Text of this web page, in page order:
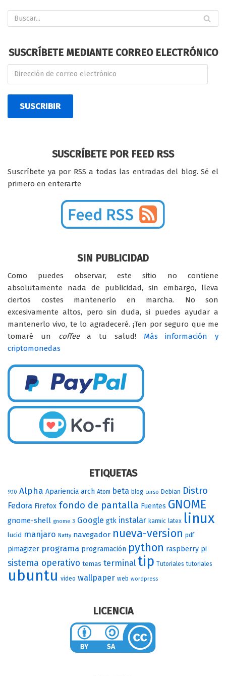
SUSCRÍBETE MEDIANTE CORREO ELECTRÓNICO
SUSCRIBIR
SUSCRÍBETE POR FEED RSS
Suscríbete ya por RSS a todas las entradas del blog. Sé el
primero en enterarte
SIN PUBLICIDAD
Como puedes observar, este sitio no contiene
absolutamente nada de publicidad, sin embargo, lleva
ciertos costes mantenerlo en marcha. No son
excesivamente altos, pero sin duda, si puedes ayudar a
mantenerlo vivo, te lo agradeceré. ¡Ten por seguro que me
tomaré un coffeea tu salud! Más información y
criptomonedas
ETIQUETAS
9.10 Alpha Apariencia arch Atom beta blog curso Debian Distro
Fedora Firefox fondo de pantalla Fuentes GNOME
gnome-shell gnome 3 Google gtk instalar karmic latex linux
lucid manjaro Natty navegador nueva-version pdf
pimagizer programa programación python raspberry pi
sistema operativo temas terminal tip Tutoriales tutoriales
ubuntu video wallpaper web wordpress
LICENCIA